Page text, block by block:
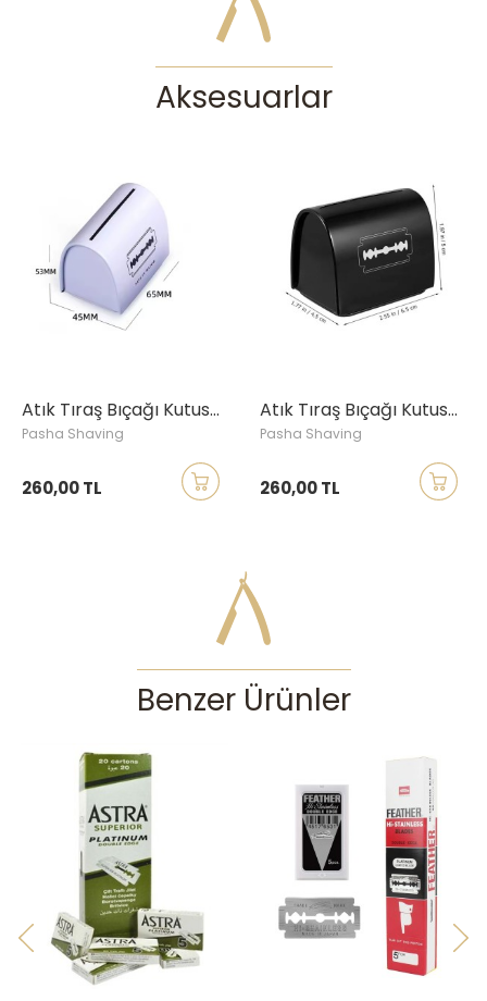
Aksesuarlar
Atık Tıraş Bıçağı Kutusu, İnci Beyazı
Pasha Shaving
260,00 TL
Atık Tıraş Bıçağı Kutusu, Siyah
Pasha Shaving
260,00 TL
Benzer Ürünler